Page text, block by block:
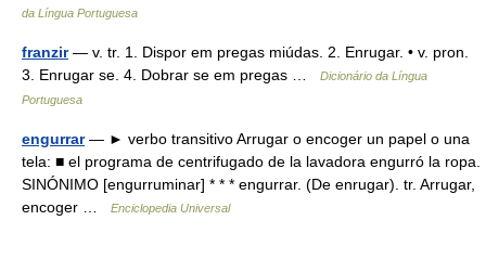
da Língua Portuguesa
franzir— v. tr. 1. Dispor em pregas miúdas. 2. Enrugar. • v. pron.
3. Enrugar se. 4. Dobrar se em pregas …
Dicionário da Língua
Portuguesa
engurrar— ► verbo transitivo Arrugar o encoger un papel o una
tela: ■ el programa de centrifugado de la lavadora engurró la ropa.
SINÓNIMO [engurruminar] * * * engurrar. (De enrugar). tr. Arrugar,
encoger …
Enciclopedia Universal